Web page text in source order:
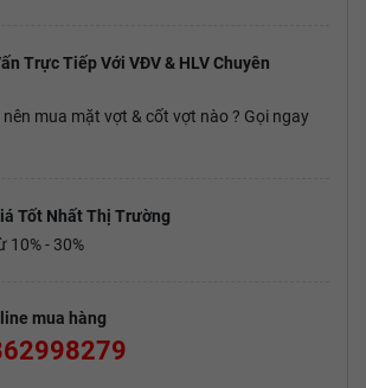
Trực Tiếp Với VĐV & HLV Chuyên
mua mặt vợt & cốt vợt nào ? Gọi ngay
Tốt Nhất Thị Trường
10% - 30%
mua hàng